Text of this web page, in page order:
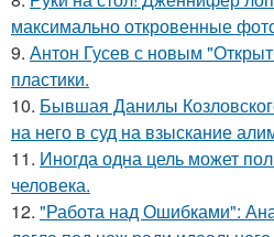
максимально откровенные
9. Антон Гусев с новым
пластики.
10. Бывшая Данилы
на него в суд на взыскание
11. Иногда одна цель может
человека.
12. "Работа над Ошибками":